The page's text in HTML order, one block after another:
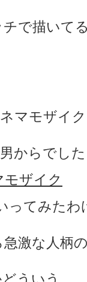
で描いて
マモザイ
からでし
ザイク
てみたわ
激な人柄